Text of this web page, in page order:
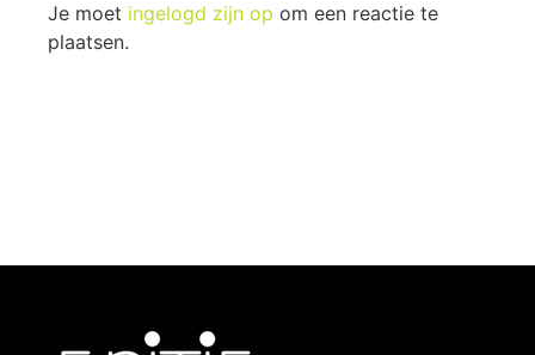
Je moet ingelogd zijn op om een reactie te
plaatsen.